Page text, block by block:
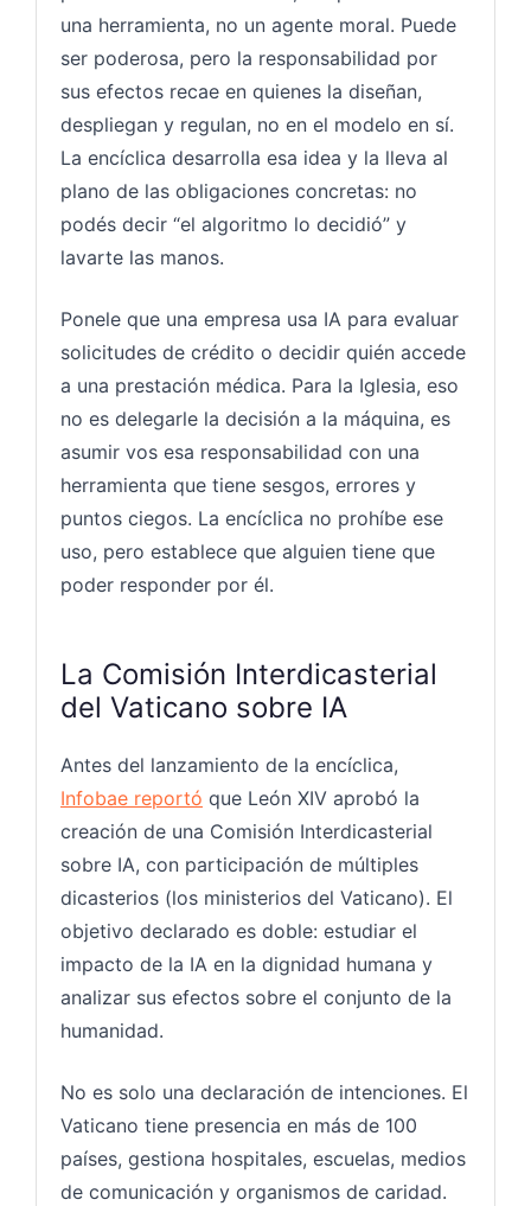
una herramienta, no un agente moral. Puede
ser poderosa, pero la responsabilidad por
sus efectos recae en quienes la diseñan,
despliegan y regulan, no en el modelo en sí.
La encíclica desarrolla esa idea y la lleva al
plano de las obligaciones concretas: no
podés decir “el algoritmo lo decidió” y
lavarte las manos.
Ponele que una empresa usa IA para evaluar
solicitudes de crédito o decidir quién accede
a una prestación médica. Para la Iglesia, eso
no es delegarle la decisión a la máquina, es
asumir vos esa responsabilidad con una
herramienta que tiene sesgos, errores y
puntos ciegos. La encíclica no prohíbe ese
uso, pero establece que alguien tiene que
poder responder por él.
La Comisión Interdicasterial
del Vaticano sobre IA
Antes del lanzamiento de la encíclica,
Infobae reportó que León XIV aprobó la
creación de una Comisión Interdicasterial
sobre IA, con participación de múltiples
dicasterios (los ministerios del Vaticano). El
objetivo declarado es doble: estudiar el
impacto de la IA en la dignidad humana y
analizar sus efectos sobre el conjunto de la
humanidad.
No es solo una declaración de intenciones. El
Vaticano tiene presencia en más de 100
países, gestiona hospitales, escuelas, medios
de comunicación y organismos de caridad.